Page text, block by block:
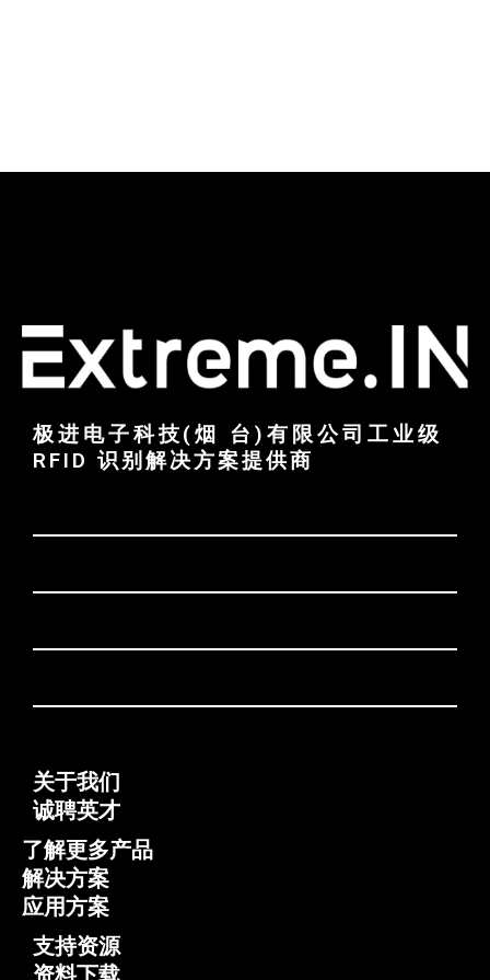
极进电子科技(烟 台)有限公司工业级
RFID 识别解决方案提供商
关于我们
诚聘英才
了解更多产品
解决方案
应用方案
支持资源
资料下载